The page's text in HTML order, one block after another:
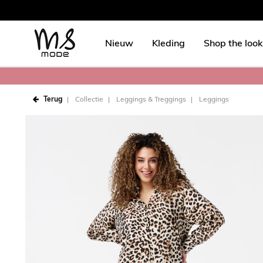
Nieuw Kleding Shop the look
Terug Collectie Leggings & Treggings Leggings